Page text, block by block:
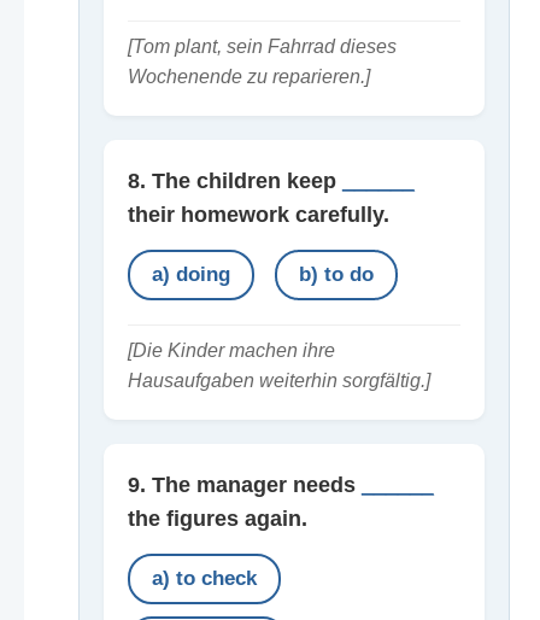
[Tom plant, sein Fahrrad dieses
Wochenende zu reparieren.]
8. The children keep
their homework carefully.
a) doing b) to do
[Die Kinder machen ihre
Hausaufgaben weiterhin sorgfältig.]
9. The manager needs
the figures again.
a) to check